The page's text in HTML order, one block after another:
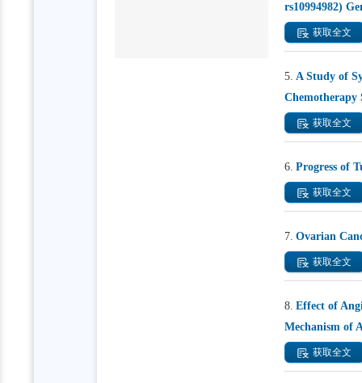
rs10994982)
获取全文
5. A Study of
Chemotherapy
获取全文
6. Progress of
获取全文
7. Ovarian
获取全文
8. Effect of
Mechanism of
获取全文